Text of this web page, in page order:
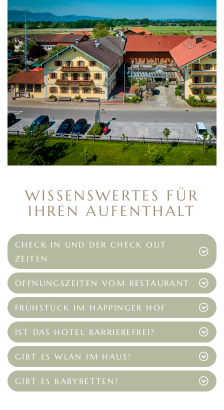
WISSENSWERTES FÜR
IHREN AUFENTHALT
CHECK IN UND DER CHECK OUT
ZEITEN
ÖFFNUNGSZEITEN VOM RESTAURANT
FRÜHSTÜCK IM HAPPINGER HOF
IST DAS HOTEL BARRIEREFREI?
GIBT ES WLAN IM HAUS?
GIBT ES BABYBETTEN?